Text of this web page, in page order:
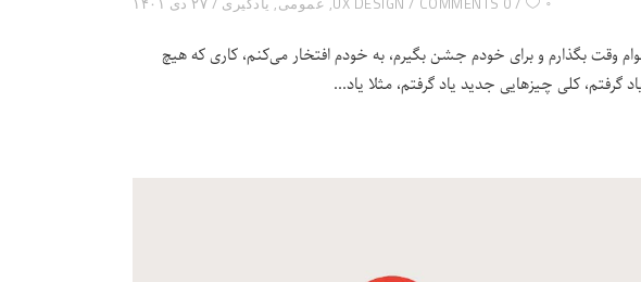
وقت بگذارم و برای خودم جشن بگیرم، به خودم افتخار می‌کنم، کاری که هیچ
کلی چیزهایی جدید یاد گرفتم، مثلا یاد